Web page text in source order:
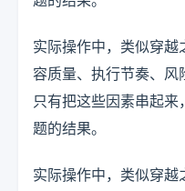
实际操作中，类似穿
容质量、执行节奏、风
只有把这些因素串起
题的结果。
实际操作中，类似穿